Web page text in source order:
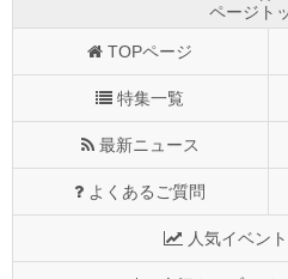
ページト
TOPページ
特集一覧
最新ニュース
よくあるご質問
人気イベン